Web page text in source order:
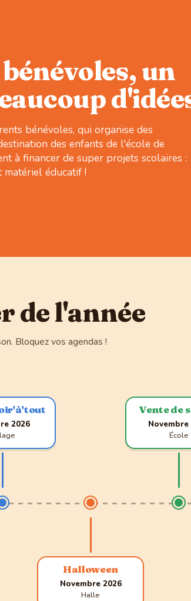
un
bénévoles, qui organise des
des enfants de l'école de
à financer de super projets scolaires :
matériel éducatif !
de l'année
Bloquez vos agendas !
2026
Halloween
Novembre 2026
Halle
Vente de
Novembre
École